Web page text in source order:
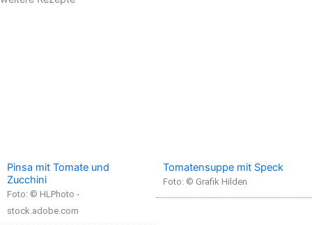
Pinsa mit Tomate und
Zucchini
Foto: © HLPhoto -
stock.adobe.com
Tomatensuppe mit Speck
Foto: © Grafik Hilden